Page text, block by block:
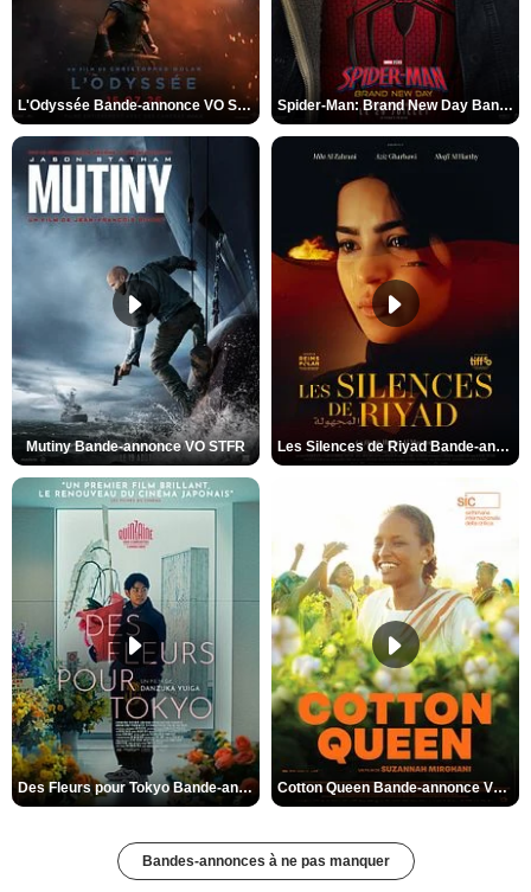
L'Odyssée Bande-annonce VO STFR Spider-Man: Brand New Day Bande-annonce VO STFR
Mutiny Bande-annonce VO STFR Les Silences de Riyad Bande-annonce VO STFR
Des Fleurs pour Tokyo Bande-annonce VO STFR Cotton Queen Bande-annonce VO STFR
Bandes-annonces à ne pas manquer